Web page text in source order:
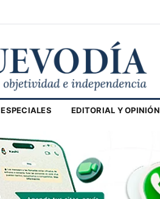
ESPECIALES EDITORIAL Y OPINIÓN